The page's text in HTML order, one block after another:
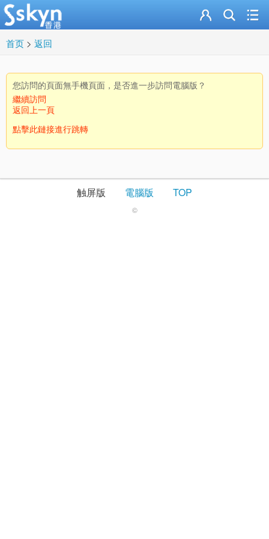
首页 > 返回
您訪問的頁面無手機頁面，是否進一步訪問電腦版？
繼續訪問
返回上一頁
點擊此鏈接進行跳轉
触屏版 電腦版 TOP
©